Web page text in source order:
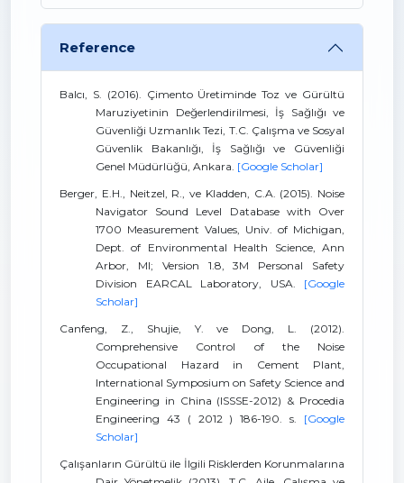
Reference
Balcı, S. (2016). Çimento Üretiminde Toz ve Gürültü
Maruziyetinin Değerlendirilmesi, İş Sağlığı ve
Güvenliği Uzmanlık Tezi, T.C. Çalışma ve Sosyal
Güvenlik Bakanlığı, İş Sağlığı ve Güvenliği
Genel Müdürlüğü, Ankara. [Google Scholar]
Berger, E.H., Neitzel, R., ve Kladden, C.A. (2015). Noise
Navigator Sound Level Database with Over
1700 Measurement Values, Univ. of Michigan,
Dept. of Environmental Health Science, Ann
Arbor, MI; Version 1.8, 3M Personal Safety
Division EARCAL Laboratory, USA. [Google
Scholar]
Canfeng, Z., Shujie, Y. ve Dong, L. (2012).
Comprehensive Control of the Noise
Occupational Hazard in Cement Plant,
International Symposium on Safety Science and
Engineering in China (ISSSE-2012) & Procedia
Engineering 43 ( 2012 ) 186-190. s. [Google
Scholar]
Çalışanların Gürültü ile İlgili Risklerden Korunmalarına